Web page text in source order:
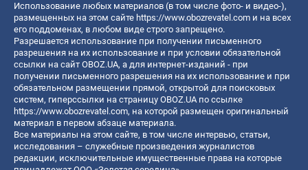
Использование любых материалов (в том числе фото- и видео-),
размещенных на этом сайте https://www.obozrevatel.com и на всех
его поддоменах, в любом виде строго запрещено.
Разрешается использование при получении письменного
разрешения на их использование и при условии обязательной
ссылки на сайт OBOZ.UA, а для интернет-изданий - при
получении письменного разрешения на их использование и при
обязательном размещении прямой, открытой для поисковых
систем, гиперссылки на страницу OBOZ.UA по ссылке
https://www.obozrevatel.com, на которой размещен оригинальный
материал в первом абзаце материала.
Все материалы на этом сайте, в том числе интервью, статьи,
исследования – служебные произведения журналистов
редакции, исключительные имущественные права на которые